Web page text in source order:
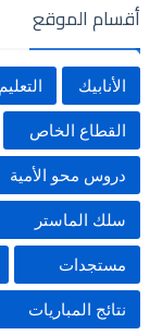
أقسام الموقع
الأنابيك
القطاع الخاص
دروس محو الأمية
سلك الماستر
مستجدات
نتائج المباريات